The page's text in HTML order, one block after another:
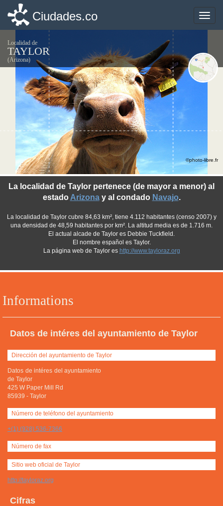
Toggle
Ciudades.co
Localidad de
TAYLOR
(Arizona)
Informations
Datos de intéres del ayuntamiento de Taylor
Dirección del ayuntamiento de Taylor
Datos de intéres del ayuntamiento
de Taylor
425 W Paper Mill Rd
85939 - Taylor
Número de teléfono del ayuntamiento
+(1) (928) 536-7366
Número de fax
Sitio web oficial de Taylor
http://tayloraz.org
Cifras
La localidad de Taylor pertenece (de mayor a menor) al
estado Arizonay al condado Navajo.
La localidad de Taylor cubre 84,63 km², tiene 4.112 habitantes (censo 2007) y
una densidad de 48,59 habitantes por km². La altitud media es de 1.716 m.
El actual alcade de Taylor es Debbie Tuckfield.
El nombre español es Taylor.
La página web de Taylor es http://www.tayloraz.org
©photo-libre.fr
Toggle
Ciudades.co